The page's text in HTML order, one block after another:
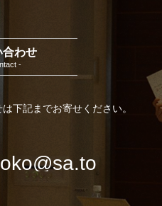
合わせ
-
下記までお寄せください。